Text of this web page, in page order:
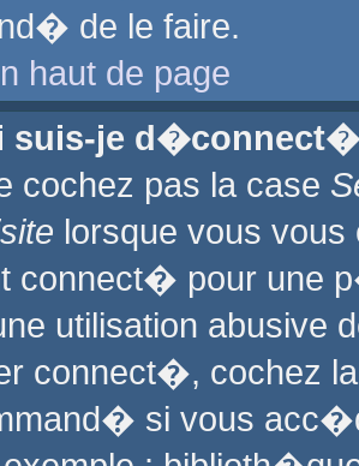
de le faire.
haut de page
suis-je
cochez pas la case
lorsque vous
connect� pour une
utilisation abusive
connect�, cochez
si vous